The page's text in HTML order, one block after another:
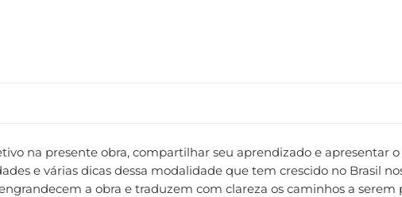
na presente obra, compartilhar seu aprendizado e apresentar
e várias dicas dessa modalidade que tem crescido no Brasil
a obra e traduzem com clareza os caminhos a